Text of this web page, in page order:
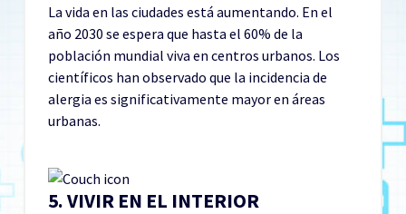
La vida en las ciudades está aumentando. En el
año 2030 se espera que hasta el 60% de la
población mundial viva en centros urbanos. Los
científicos han observado que la incidencia de
alergia es significativamente mayor en áreas
urbanas.
5. VIVIR EN EL INTERIOR